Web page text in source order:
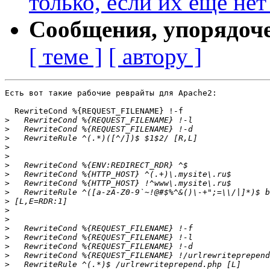
Сообщения,
[ теме ] [ автору ]
Есть вот такие рабочие реврайты для Apache2:
  RewriteCond %{REQUEST_FILENAME} !-f
>
>
>
>
>
>
>
>
>
>
>
>
>
>
>
>
>